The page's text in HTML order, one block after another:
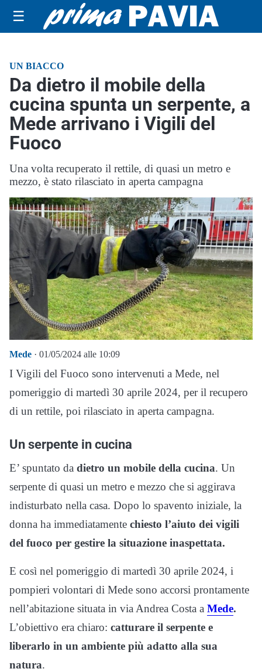
☰
UN BIACCO
Da dietro il mobile della
cucina spunta un serpente, a
Mede arrivano i Vigili del
Fuoco
Una volta recuperato il rettile, di quasi un metro e
mezzo, è stato rilasciato in aperta campagna
Mede · 01/05/2024 alle 10:09
I Vigili del Fuoco sono intervenuti a Mede, nel
pomeriggio di martedì 30 aprile 2024, per il recupero
di un rettile, poi rilasciato in aperta campagna.
Un serpente in cucina
E’ spuntato da dietro un mobile della cucina. Un
serpente di quasi un metro e mezzo che si aggirava
indisturbato nella casa. Dopo lo spavento iniziale, la
donna ha immediatamente chiesto l’aiuto dei vigili
del fuoco per gestire la situazione inaspettata.
E così nel pomeriggio di martedì 30 aprile 2024, i
pompieri volontari di Mede sono accorsi prontamente
nell’abitazione situata in via Andrea Costa a Mede.
L’obiettivo era chiaro: catturare il serpente e
liberarlo in un ambiente più adatto alla sua
natura.